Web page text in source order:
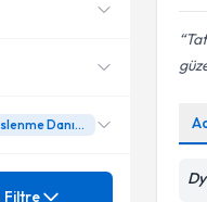
Evde Beslenme Danışmanlığı
Filtre